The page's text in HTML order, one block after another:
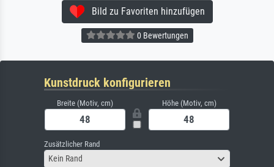
Bild zu Favoriten hinzufügen
0 Bewertungen
Kunstdruck konfigurieren
Breite (Motiv, cm) Höhe (Motiv, cm)
Zusätzlicher Rand
Kein Rand